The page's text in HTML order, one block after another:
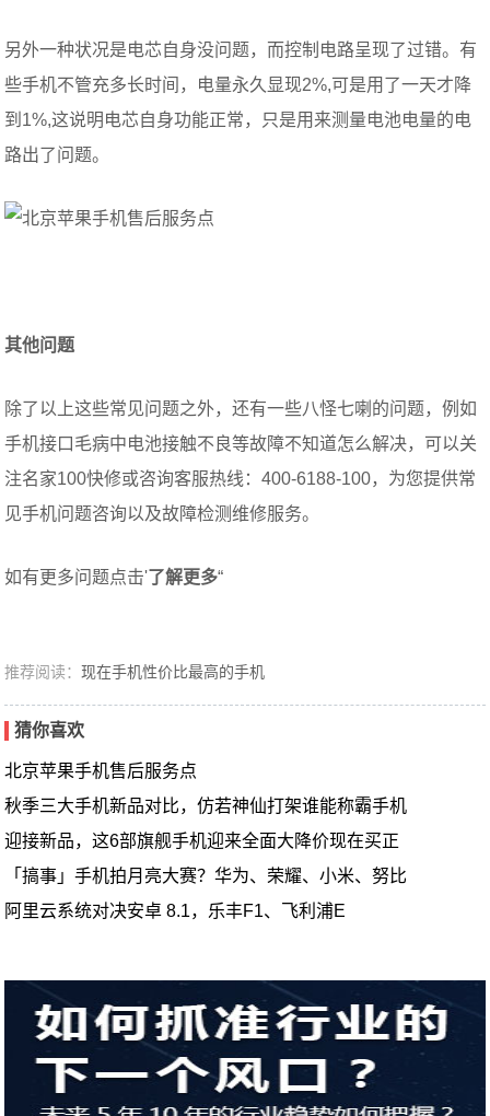
另外一种状况是电芯自身没问题，而控制电路呈现了过错。有
些手机不管充多长时间，电量永久显现2%,可是用了一天才降
到1%,这说明电芯自身功能正常，只是用来测量电池电量的电
路出了问题。
其他问题
除了以上这些常见问题之外，还有一些八怪七喇的问题，例如
手机接口毛病中电池接触不良等故障不知道怎么解决，可以关
注名家100快修或咨询客服热线：400-6188-100，为您提供常
见手机问题咨询以及故障检测维修服务。
如有更多问题点击'了解更多“
推荐阅读：现在手机性价比最高的手机
猜你喜欢
北京苹果手机售后服务点
秋季三大手机新品对比，仿若神仙打架谁能称霸手机
迎接新品，这6部旗舰手机迎来全面大降价现在买正
「搞事」手机拍月亮大赛？华为、荣耀、小米、努比
阿里云系统对决安卓 8.1，乐丰F1、飞利浦E